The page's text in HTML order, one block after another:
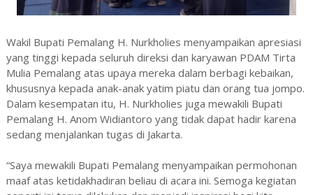
Wakil Bupati Pemalang H. Nurkholies menyampaikan apresiasi
yang tinggi kepada seluruh direksi dan karyawan PDAM Tirta
Mulia Pemalang atas upaya mereka dalam berbagi kebaikan,
khususnya kepada anak-anak yatim piatu dan orang tua jompo.
Dalam kesempatan itu, H. Nurkholies juga mewakili Bupati
Pemalang H. Anom Widiantoro yang tidak dapat hadir karena
sedang menjalankan tugas di Jakarta.
“Saya mewakili Bupati Pemalang menyampaikan permohonan
maaf atas ketidakhadiran beliau di acara ini. Semoga kegiatan